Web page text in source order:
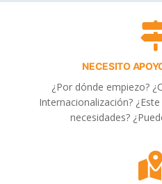
NECESITO
¿Por dónde empiezo?
Internacionalización?
necesidades?